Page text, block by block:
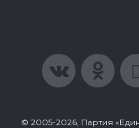
© 2005-2026, Партия